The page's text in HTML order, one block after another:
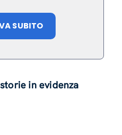
SUBITO
in evidenza